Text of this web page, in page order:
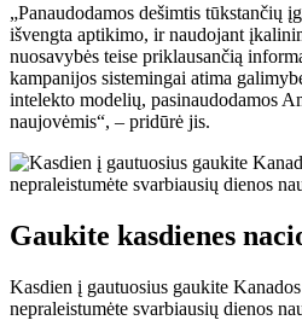
„Panaudodamos dešimtis tūkstančių
išvengta aptikimo, ir naudojant
nuosavybės teise priklausančią
kampanijos sistemingai atima
intelekto modelių, pasinaudodamos
naujovėmis“, – pridūrė jis.
Gaukite kasdienes
Kasdien į gautuosius gaukite
nepraleistumėte svarbiausių dienos